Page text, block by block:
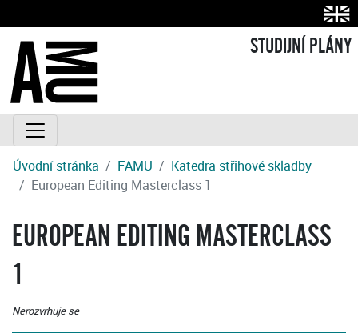
STUDIJNÍ PLÁNY
Úvodní stránka FAMU
Katedra střihové skladby
European Editing Masterclass 1
EUROPEAN EDITING MASTERCLASS
1
Nerozvrhuje se